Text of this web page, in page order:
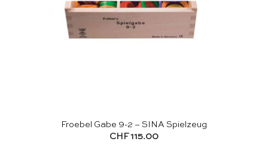
Froebel Gabe 9-2 – SINA Spielzeug
CHF115.00